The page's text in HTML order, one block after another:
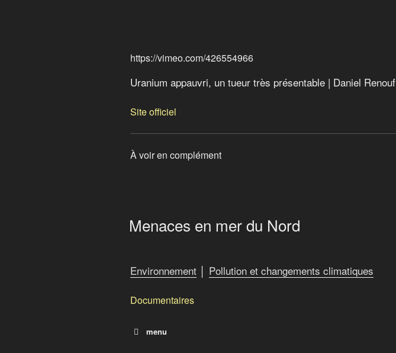
https://vimeo.com/426554966
Uranium appauvri, un tueur très présentable | Daniel Renouf
Site officiel
À voir en complément
Menaces en mer du Nord
Environnement │ Pollution et changements climatiques
Documentaires
menu